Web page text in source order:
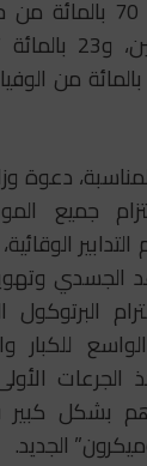
للمعطيات يظهر أن
أشخاصا غير
فقط، فيما نسبة 7
دعوة
جميع
الجسدي
للكبار
الجرعات
بشكل كبير
الجديد.